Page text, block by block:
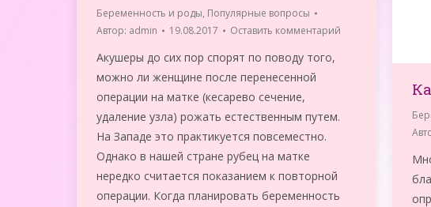
Беременность и роды, Популярные вопросы
Автор: admin 19.08.2017 Оставить комментарий
Акушеры до сих пор спорят по поводу того,
можно ли женщине после перенесенной
операции на матке (кесарево сечение,
удаление узла) рожать естественным путем.
На Западе это практикуется повсеместно.
Однако в нашей стране рубец на матке
нередко считается показанием к повторной
операции. Когда планировать беременность